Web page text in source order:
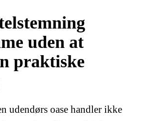
uden at
praktiske
udendørs oase handler ikke